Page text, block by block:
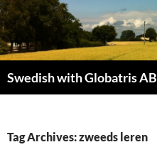
Skip
to
content
Swedish with Globatris AB
Tag Archives: zweeds leren